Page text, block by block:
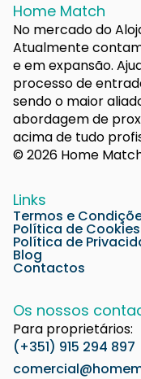
Home Match
No mercado do
Atualmente
e em expansão.
processo de
sendo o maior
abordagem de
acima de tudo
© 2026 Home
Links
Termos e
Política de Cookies
Política de
Blog
Contactos
Os nossos
Para proprietários:
(+351) 915 294 897